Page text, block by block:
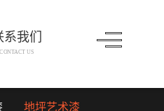
系我们
CONTACT US
地坪艺术漆